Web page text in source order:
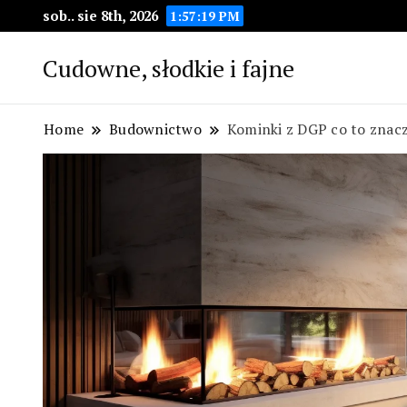
sob.. sie 8th, 2026 1:57:20 PM
Cudowne, słodkie i fajne
Home Budownictwo Kominki z DGP co to